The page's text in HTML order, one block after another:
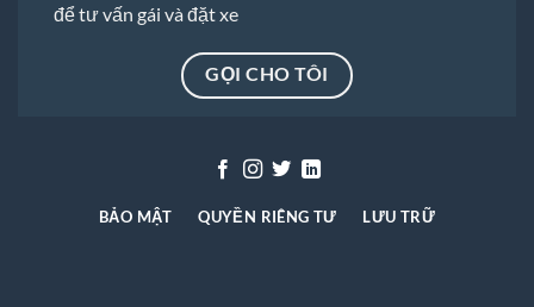
để tư vấn gái và đặt xe
GỌI CHO TÔI
BẢO MẬT QUYỀN RIÊNG TƯ LƯU TRỮ